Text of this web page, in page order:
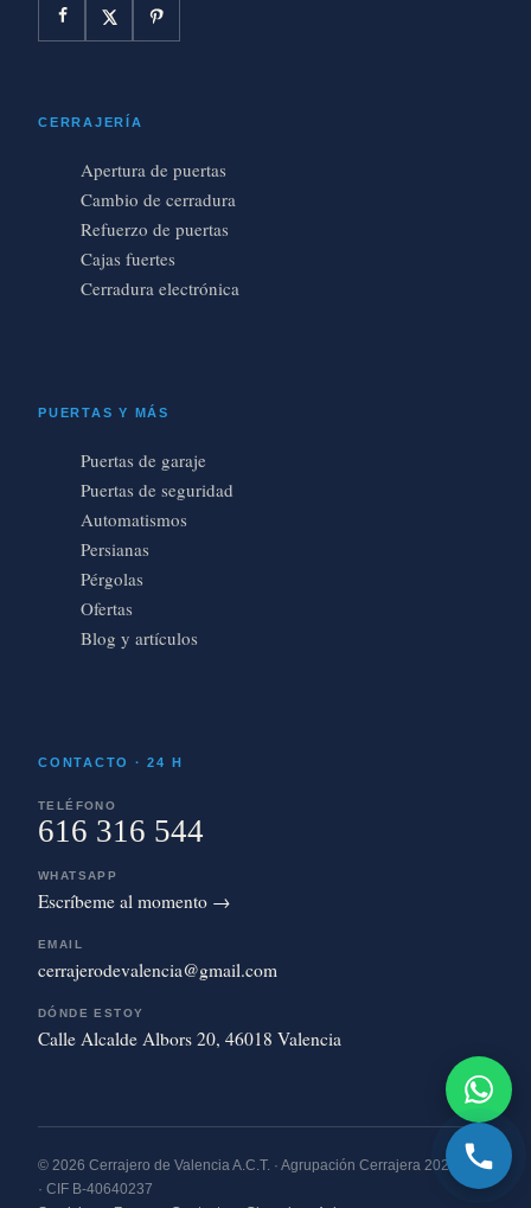
CERRAJERÍA
Apertura de puertas
Cambio de cerradura
Refuerzo de puertas
Cajas fuertes
Cerradura electrónica
PUERTAS Y MÁS
Puertas de garaje
Puertas de seguridad
Automatismos
Persianas
Pérgolas
Ofertas
Blog y artículos
CONTACTO · 24 H
TELÉFONO
616 316 544
WHATSAPP
Escríbeme al momento →
EMAIL
cerrajerodevalencia@gmail.com
DÓNDE ESTOY
Calle Alcalde Albors 20, 46018 Valencia
© 2026 Cerrajero de Valencia A.C.T. · Agrupación Cerrajera 2020 S.L.
· CIF B-40640237